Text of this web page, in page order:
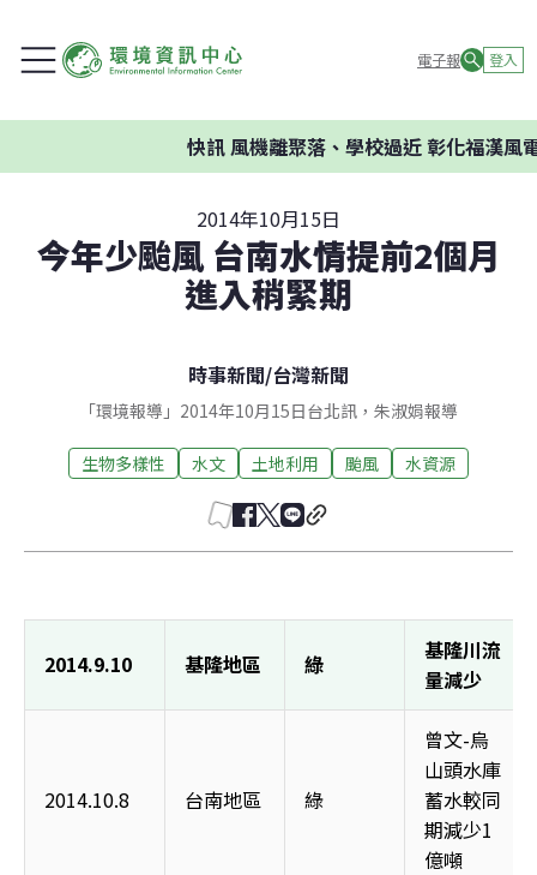
電子報 登入
快訊風機離聚落、學校過近 彰化福漢風電
2014年10月15日
今年少颱風 台南水情提前2個月
進入稍緊期
時事新聞/台灣新聞
「環境報導」2014年10月15日台北訊，朱淑娟報導
生物多樣性 水文 土地利用 颱風 水資源
2014.9.10 綠
基隆川流
量減少
2014.10.8 綠
曾文-烏
山頭水庫
蓄水較同
期減少1
億噸